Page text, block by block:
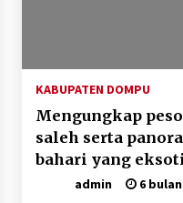
Tim Opsnal Polsek Kempo
Terduga Curanmor yang
selama Sepekan
3 minggu ago
KABUPATEN DOMPU
Mengungkap
saleh serta
bahari yang
admin
6